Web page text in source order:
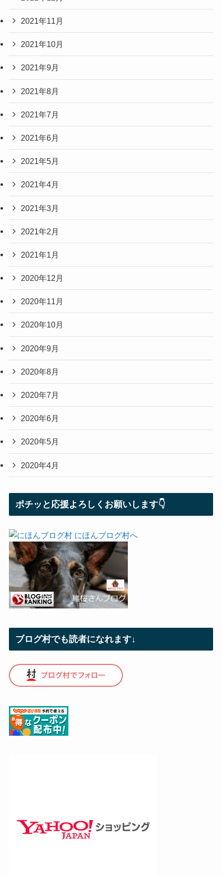
2021年11月
2021年10月
2021年9月
2021年8月
2021年7月
2021年6月
2021年5月
2021年4月
2021年3月
2021年2月
2021年1月
2020年12月
2020年11月
2020年10月
2020年9月
2020年8月
2020年7月
2020年6月
2020年5月
2020年4月
ポチッと応援よろしくお願いします👇
ブログ村でも読者になれます↓